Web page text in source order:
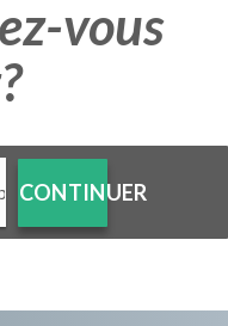
vous
CONTINUER